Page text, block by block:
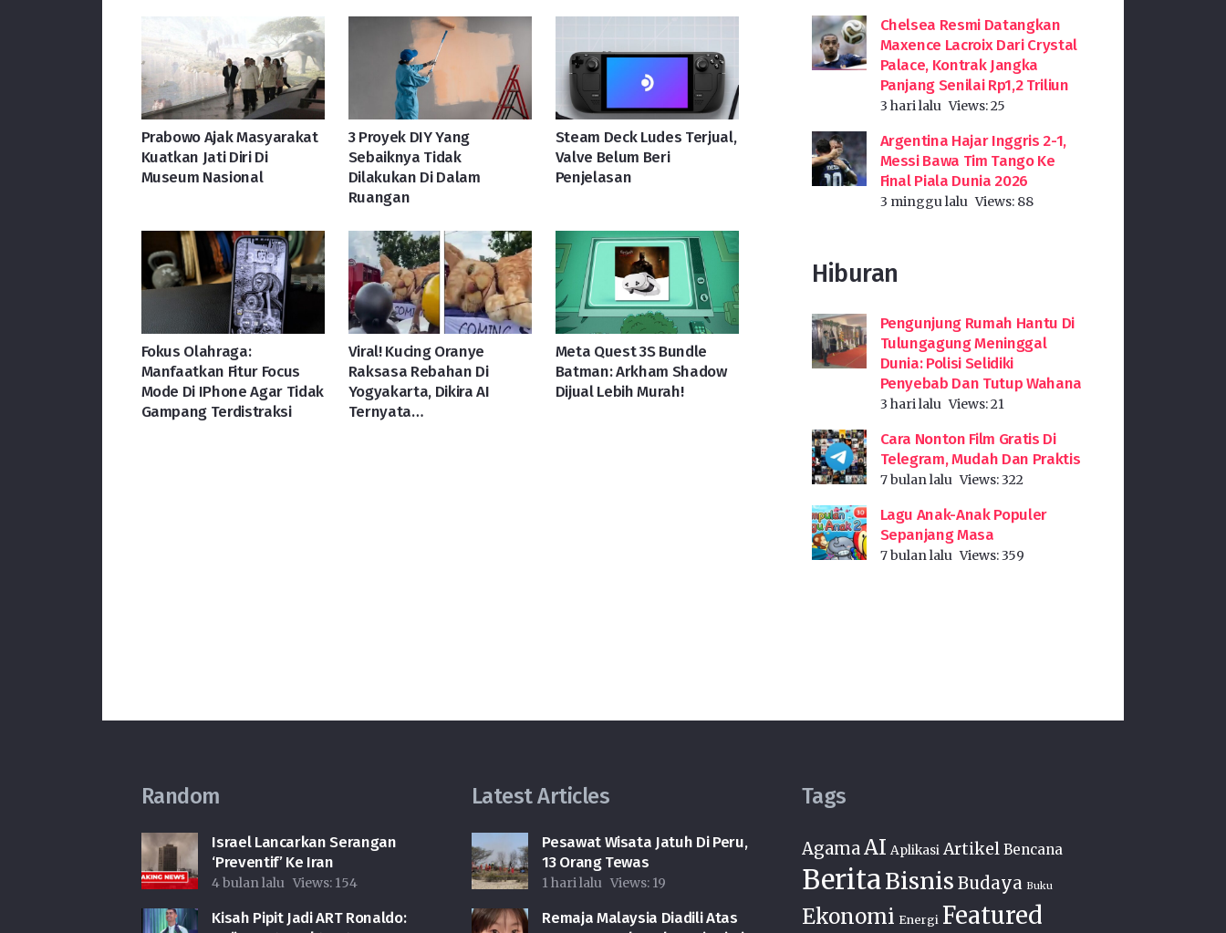
Prabowo Ajak Masyarakat
Kuatkan Jati Diri Di
Museum Nasional
3 Proyek DIY Yang
Sebaiknya Tidak
Dilakukan Di Dalam
Ruangan
Steam Deck Ludes Terjual,
Valve Belum Beri
Penjelasan
Fokus Olahraga:
Manfaatkan Fitur Focus
Mode Di IPhone Agar Tidak
Gampang Terdistraksi
Viral! Kucing Oranye
Raksasa Rebahan Di
Yogyakarta, Dikira AI
Ternyata…
Meta Quest 3S Bundle
Batman: Arkham Shadow
Dijual Lebih Murah!
Chelsea Resmi Datangkan
Maxence Lacroix Dari Crystal
Palace, Kontrak Jangka
Panjang Senilai Rp1,2 Triliun
3 hari lalu Views:25
Argentina Hajar Inggris 2-1,
Messi Bawa Tim Tango Ke
Final Piala Dunia 2026
3 minggu lalu Views: 88
Hiburan
Pengunjung Rumah Hantu Di
Tulungagung Meninggal
Dunia: Polisi Selidiki
Penyebab Dan Tutup Wahana
3 hari lalu Views:21
Cara Nonton Film Gratis Di
Telegram, Mudah Dan Praktis
7 bulan lalu Views:322
Lagu Anak-Anak Populer
Sepanjang Masa
7 bulan lalu Views:359
Random
Israel Lancarkan Serangan
‘Preventif’ Ke Iran
4 bulan lalu Views: 154
Kisah Pipit Jadi ART Ronaldo:
Latest Articles
Pesawat Wisata Jatuh Di Peru,
13 Orang Tewas
1 hari lalu Views: 19
Remaja Malaysia Diadili Atas
Tags
AgamaAI Aplikasi Artikel Bencana
BeritaBisnis Budaya Buku
Ekonomi Energi Featured